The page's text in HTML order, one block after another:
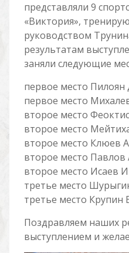
представляли 9
«Виктория»,
руководством
результатам
заняли следующие
первое место Пилоян
первое место
второе место
второе место
второе место Клюев
второе место Павлов
второе место Исаев
третье место
третье место Крупин
Поздравляем наших
выступлением и